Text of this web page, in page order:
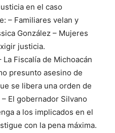
en el caso
– Familiares velan y
González – Mujeres
justicia.
Fiscalía de Michoacán
presunto asesino de
se libera una orden de
El gobernador Silvano
a los implicados en el
con la pena máxima.